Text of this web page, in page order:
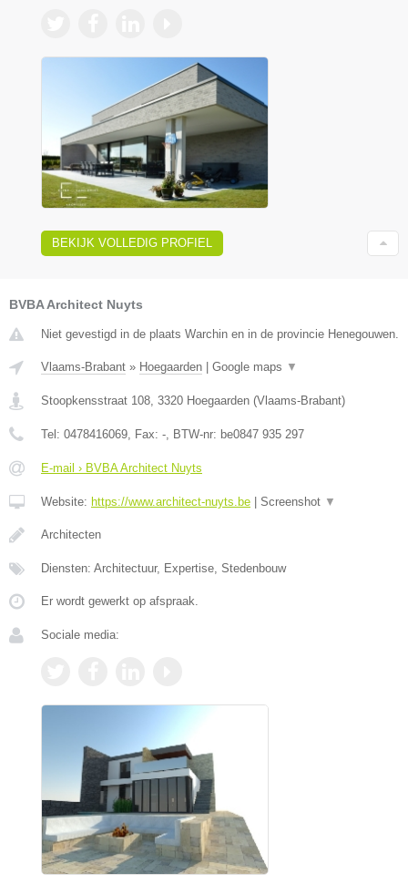
BEKIJK VOLLEDIG PROFIEL
BVBA Architect Nuyts
Niet gevestigd in de plaats Warchin en in de provincie Henegouwen.
Vlaams-Brabant » Hoegaarden | Google maps ▼
Stoopkensstraat 108 3320 Hoegaarden (Vlaams-Brabant)
Tel: 0478416069 , Fax: - , BTW-nr: be0847 935 297
E-mail › BVBA Architect Nuyts
Website: https://www.architect-nuyts.be | Screenshot ▼
Architecten
Diensten: Architectuur, Expertise, Stedenbouw
Er wordt gewerkt op afspraak.
Sociale media: